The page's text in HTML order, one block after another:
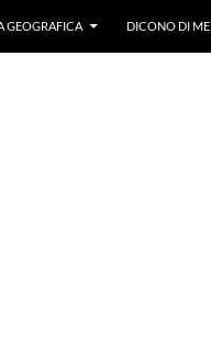
GEOGRAFICA DICONO DI ME